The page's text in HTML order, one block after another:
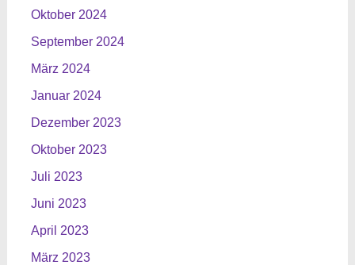
Oktober 2024
September 2024
März 2024
Januar 2024
Dezember 2023
Oktober 2023
Juli 2023
Juni 2023
April 2023
März 2023